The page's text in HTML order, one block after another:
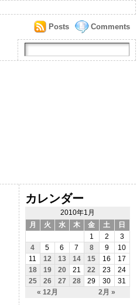
Comments
Posts
カレンダー
2010年1月
月
火 水 木 金 土 日
« 12月 2月 »
1 2
3
4
5 6 7 8 9
10
11
12 13 14 15 16
17
18
19 20 21 22 23
24
25
26 27 28 29 30 31